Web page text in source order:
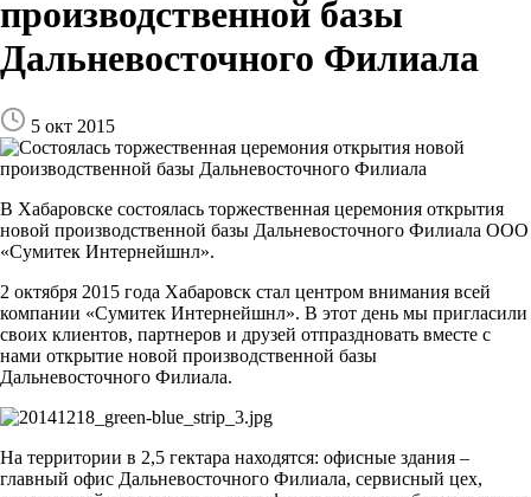
производственной базы
Дальневосточного Филиала
5 окт 2015
В Хабаровске состоялась торжественная церемония открытия
новой производственной базы Дальневосточного Филиала ООО
«Сумитек Интернейшнл».
2 октября 2015 года Хабаровск стал центром внимания всей
компании «Сумитек Интернейшнл». В этот день мы пригласили
своих клиентов, партнеров и друзей отпраздновать вместе с
нами открытие новой производственной базы
Дальневосточного Филиала.
На территории в 2,5 гектара находятся: офисные здания –
главный офис Дальневосточного Филиала, сервисный цех,